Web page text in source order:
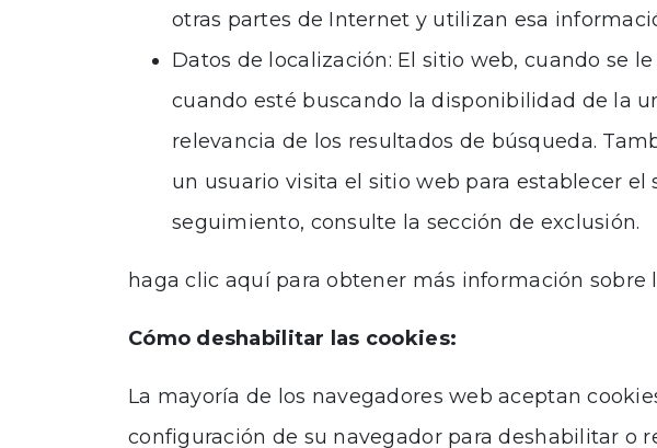
otras partes de Internet y utilizan esa
Datos de localización: El sitio web, cuando se
cuando esté buscando la disponibilidad de la
relevancia de los resultados de búsqueda.
un usuario visita el sitio web para establecer
seguimiento, consulte la sección de exclusión.
haga clic aquí para obtener más información
Cómo deshabilitar las cookies:
La mayoría de los navegadores web aceptan
configuración de su navegador para deshabilitar o